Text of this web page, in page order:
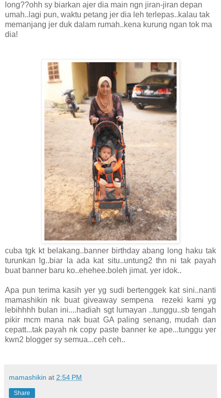
long??ohh sy biarkan ajer dia main ngn jiran-jiran depan
umah..lagi pun, waktu petang jer dia leh terlepas..kalau tak
memanjang jer duk dalam rumah..kena kurung ngan tok ma
dia!
cuba tgk kt belakang..banner birthday abang long haku tak
turunkan lg..biar la ada kat situ..untung2 thn ni tak payah
buat banner baru ko..ehehee.boleh jimat. yer idok..
Apa pun terima kasih yer yg sudi bertenggek kat sini..nanti
mamashikin nk buat giveaway sempena rezeki kami yg
lebihhhh bulan ini....hadiah sgt lumayan ..tunggu..sb tengah
pikir mcm mana nak buat GA paling senang, mudah dan
cepatt...tak payah nk copy paste banner ke ape...tunggu yer
kwn2 blogger sy semua...ceh ceh..
mamashikin at 2:54 PM
Share